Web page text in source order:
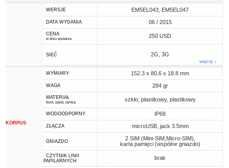
WERSJE EM5EL043, EM5EL047
DATA WYDANIA 06 / 2015
CENA
w dniu wydania 250 USD
SIEĆ 2G, 3G
więcej ↓
KORPUS
WYMIARY 152.3 x 80.6 x 18.8 mm
WAGA 284 gr
MATERIAŁ
front, spód, ramka szkło, plastikowy, plastikowy
WODOODPORNY IP68
ZŁĄCZA microUSB, jack 3.5mm
GNIAZDO
2 SIM (Mini-SIM,Micro-SIM),
karta pamięci (wspólne gniazdo)
CZYTNIK LINII
PAPILARNYCH
brak